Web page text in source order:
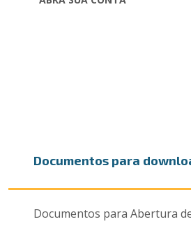
Documentos para
Documentos para Abertura